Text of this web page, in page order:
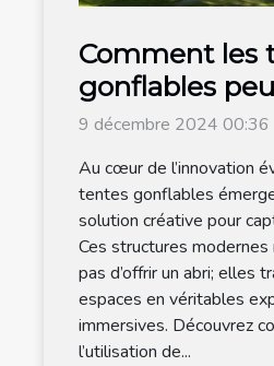
Comment les
gonflables
dynamiser vos
9 décembre 2024 00:36
Au cœur de l’innovation
tentes gonflables
solution créative pour
Ces structures
pas d’offrir un abri; elles
espaces en véritables
immersives. Découvrez
l’utilisation de...